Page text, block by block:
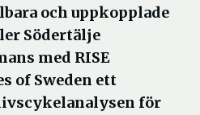
och uppkopplade
Södertälje
med RISE
of Sweden ett
för